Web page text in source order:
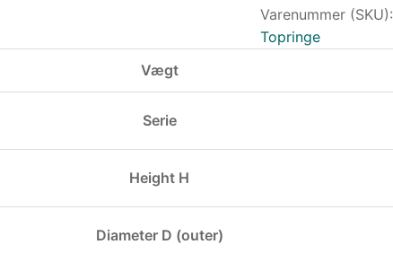
Varenummer (SKU):
Topringe
Vægt
Serie
Height H
Diameter D (outer)